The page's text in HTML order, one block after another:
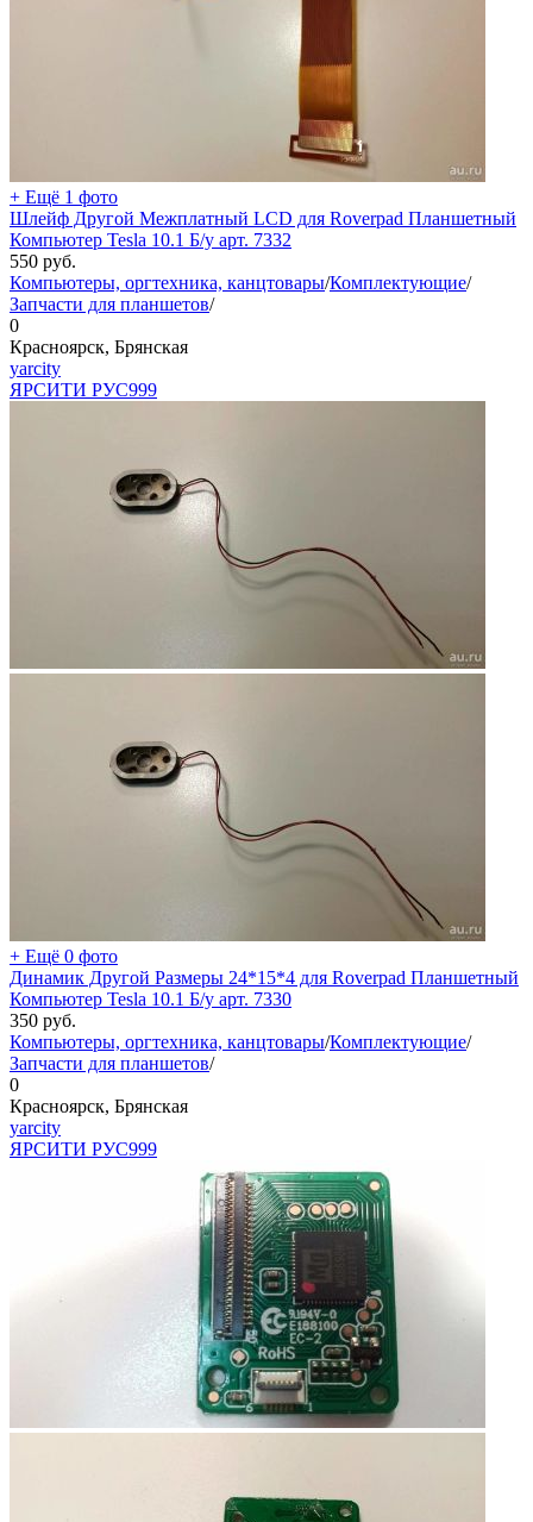
+ Ещё 1 фото
Шлейф Другой Межплатный LCD для Roverpad Планшетный
Компьютер Tesla 10.1 Б/у арт. 7332
550 руб.
Компьютеры, оргтехника, канцтовары/Комплектующие/
Запчасти для планшетов/
0
Красноярск, Брянская
yarcity
ЯРСИТИ РУС999
+ Ещё 0 фото
Динамик Другой Размеры 24*15*4 для Roverpad Планшетный
Компьютер Tesla 10.1 Б/у арт. 7330
350 руб.
Компьютеры, оргтехника, канцтовары/Комплектующие/
Запчасти для планшетов/
0
Красноярск, Брянская
yarcity
ЯРСИТИ РУС999